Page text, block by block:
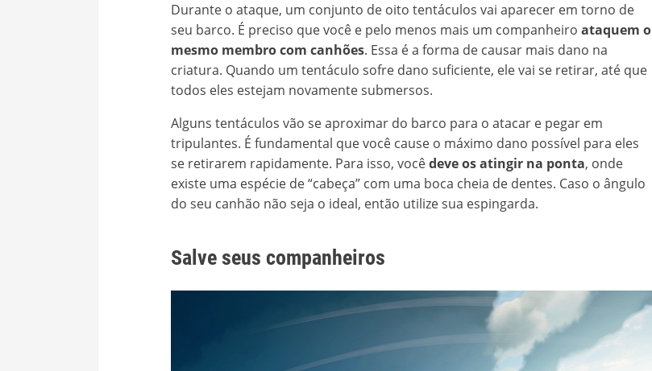
Durante o ataque, um conjunto de oito tentáculos vai aparecer em torno de
seu barco. É preciso que você e pelo menos mais um companheiro ataquem o
mesmo membro com canhões. Essa é a forma de causar mais dano na
criatura. Quando um tentáculo sofre dano suficiente, ele vai se retirar, até que
todos eles estejam novamente submersos.
Alguns tentáculos vão se aproximar do barco para o atacar e pegar em
tripulantes. É fundamental que você cause o máximo dano possível para eles
se retirarem rapidamente. Para isso, vocêdeve os atingir na ponta, onde
existe uma espécie de “cabeça” com uma boca cheia de dentes. Caso o ângulo
do seu canhão não seja o ideal, então utilize sua espingarda.
Salve seus companheiros